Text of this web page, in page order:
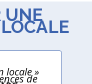
UNE
locale »
de